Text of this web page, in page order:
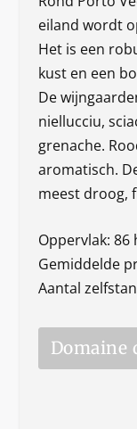
eiland wordt
Het is een
kust en een
De
niellucciu,
grenache.
aromatisch.
meest droog,
Oppervlak: 86
Gemiddelde
Aantal
Domaine